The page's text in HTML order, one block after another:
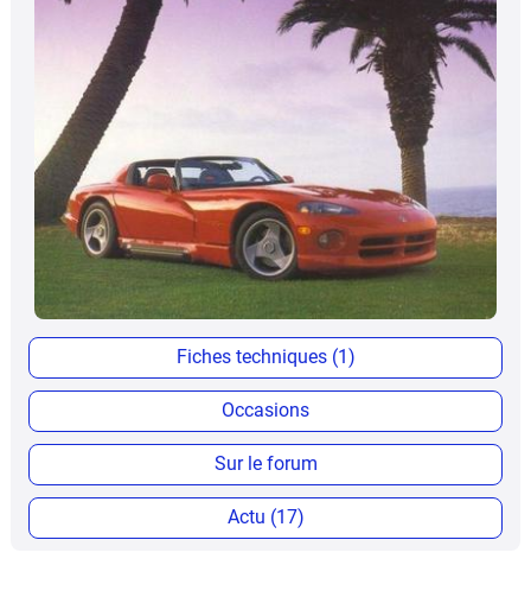
Fiches techniques (1)
Occasions
Sur le forum
Actu (17)